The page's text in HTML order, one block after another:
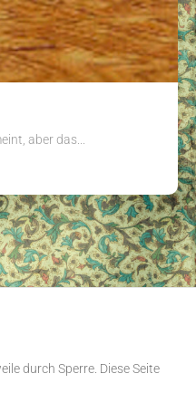
aber das...
durch Sperre. Diese Seite